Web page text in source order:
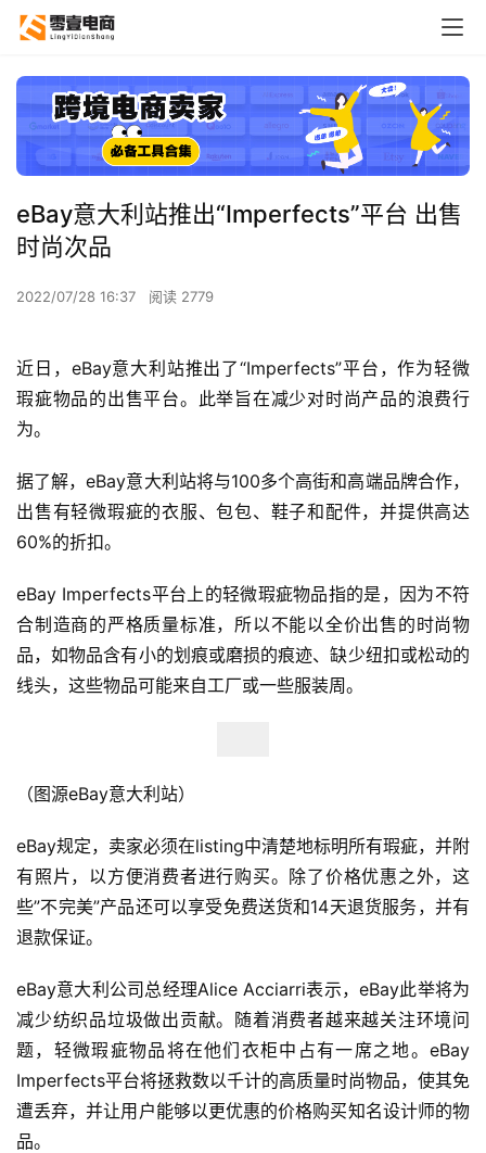
eBay意大利站推出“Imperfects”平台 出售
时尚次品
2022/07/28 16:37 阅读 2779
近日，eBay意大利站推出了“Imperfects”平台，作为轻微
瑕疵物品的出售平台。此举旨在减少对时尚产品的浪费行
为。
据了解，eBay意大利站将与100多个高街和高端品牌合作，
出售有轻微瑕疵的衣服、包包、鞋子和配件，并提供高达
60%的折扣。
eBay Imperfects平台上的轻微瑕疵物品指的是，因为不符
合制造商的严格质量标准，所以不能以全价出售的时尚物
品，如物品含有小的划痕或磨损的痕迹、缺少纽扣或松动的
线头，这些物品可能来自工厂或一些服装周。
（图源eBay意大利站）
eBay规定，卖家必须在listing中清楚地标明所有瑕疵，并附
有照片，以方便消费者进行购买。除了价格优惠之外，这
些”不完美”产品还可以享受免费送货和14天退货服务，并有
退款保证。
eBay意大利公司总经理Alice Acciarri表示，eBay此举将为
减少纺织品垃圾做出贡献。随着消费者越来越关注环境问
题，轻微瑕疵物品将在他们衣柜中占有一席之地。eBay
Imperfects平台将拯救数以千计的高质量时尚物品，使其免
遭丢弃，并让用户能够以更优惠的价格购买知名设计师的物
品。